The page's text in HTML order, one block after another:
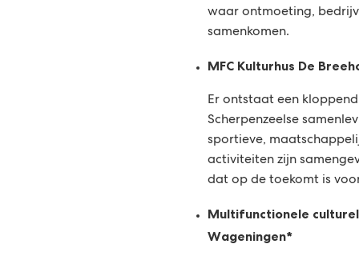
waar ontmoeting,
samenkomen.
MFC Kulturhus De
Er ontstaat een
Scherpenzeelse
sportieve,
activiteiten zijn
dat op de toekomt is
Multifunctionele
Wageningen*